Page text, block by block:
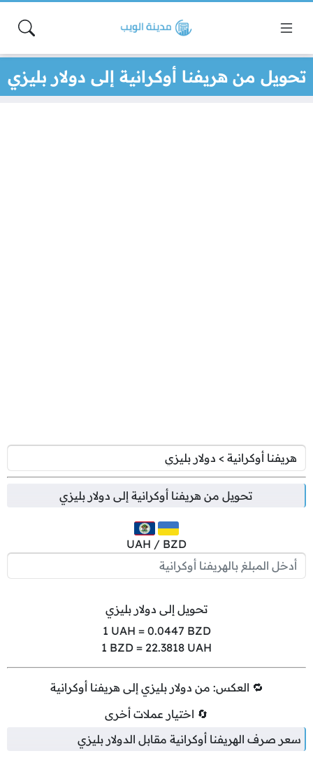
تحويل من هريفنا أوكرانية إلى دولار بليزي
تحويل من هريفنا أوكرانية إلى دولار بليزي
UAH / BZD
تحويل إلى دولار بليزي
1 UAH = 0.0447 BZD
1 BZD = 22.3818 UAH
🔁 العكس: من دولار بليزي إلى هريفنا أوكرانية
🔄 اختيار عملات أخرى
سعر صرف الهريفنا أوكرانية مقابل الدولار بليزي